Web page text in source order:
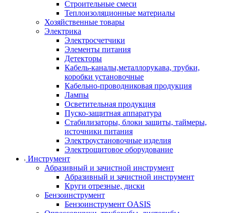
Строительные смеси
Теплоизоляционные материалы
Хозяйственные товары
Электрика
Электросчетчики
Элементы питания
Детекторы
Кабель-каналы,металлорукава, трубки,
коробки установочные
Кабельно-проводниковая продукция
Лампы
Осветительная продукция
Пуско-защитная аппаратура
Стабилизаторы, блоки защиты, таймеры,
источники питания
Электроустановочные изделия
Электрощитовое оборудование
Инструмент
Абразивный и зачистной инструмент
Абразивный и зачистной инструмент
Круги отрезные, диски
Бензоинструмент
Бензоинструмент OASIS